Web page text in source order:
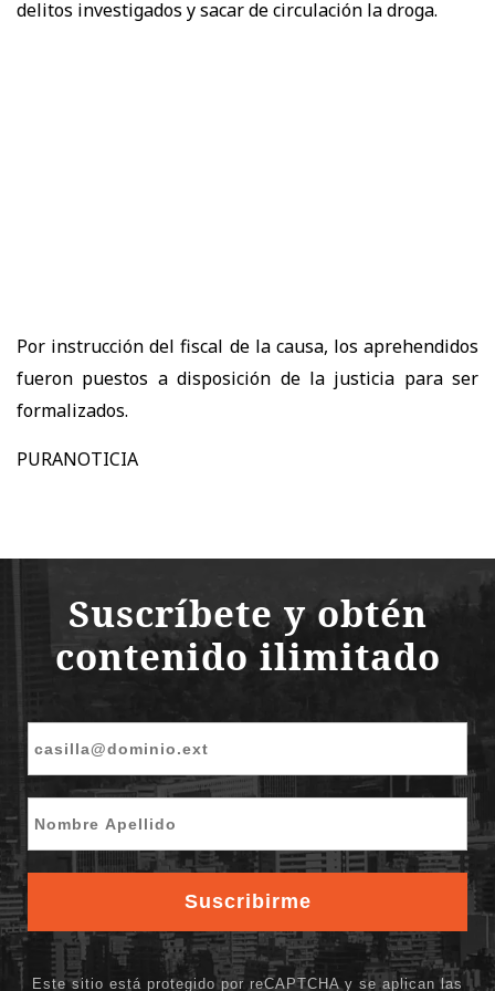
delitos investigados y sacar de circulación la droga.
Por instrucción del fiscal de la causa, los aprehendidos
fueron puestos a disposición de la justicia para ser
formalizados.
PURANOTICIA